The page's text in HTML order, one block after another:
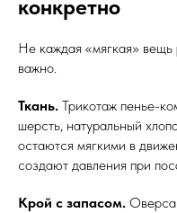
конкретно
Не каждая «мягкая» вещь
важно.
Ткань. Трикотаж пенье-
шерсть, натуральный
остаются мягкими в
создают давления при
Крой с запасом.